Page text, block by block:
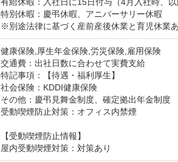
特別休暇：慶弔休暇、アニバーサリー休暇
※別途法律に基づく産前産後休業と育児休業
健康保険,厚生年金保険,労災保険,雇用保険
交通費：出社日数に合わせて実費支給
特記事項：【待遇・福利厚生】
社会保険：KDDI健康保険
その他：慶弔見舞金制度、確定拠出年金制度
受動喫煙防止対策：オフィス内禁煙
【受動喫煙防止情報】
屋内受動喫煙対策：対策あり